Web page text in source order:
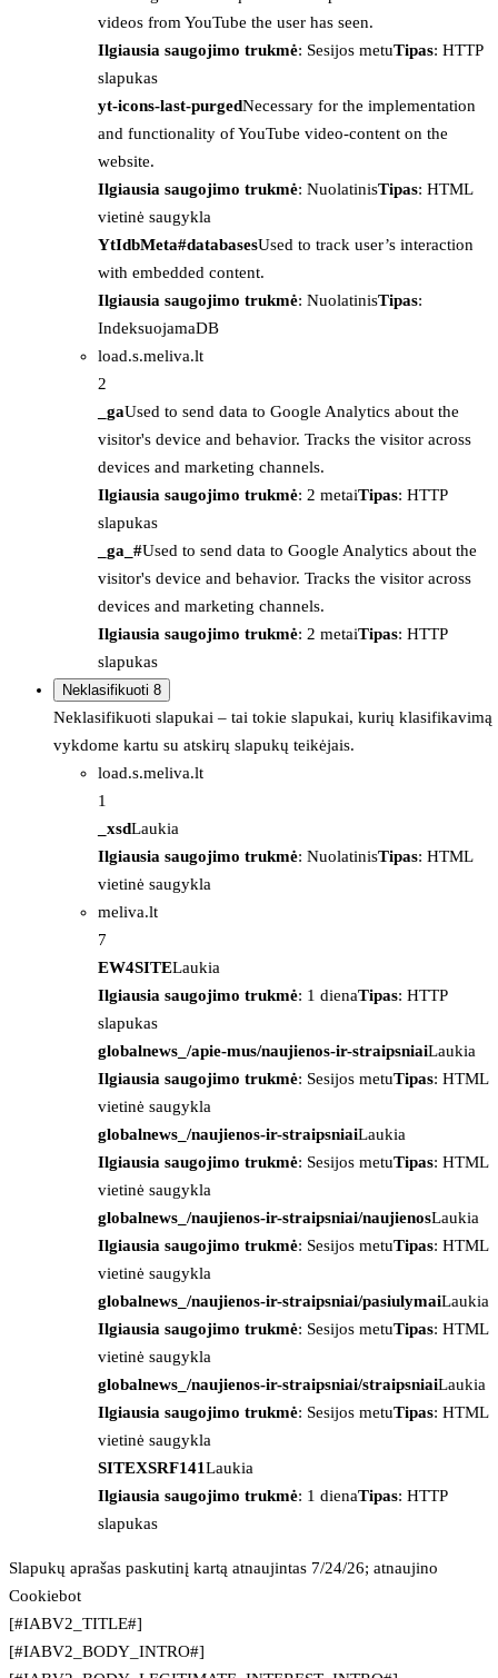
videos from YouTube the user has seen.
Ilgiausia saugojimo trukmė: Sesijos metuTipas: HTTP
slapukas
yt-icons-last-purgedNecessary for the implementation
and functionality of YouTube video-content on the
website.
Ilgiausia saugojimo trukmė: NuolatinisTipas: HTML
vietinė saugykla
YtIdbMeta#databasesUsed to track user’s interaction
with embedded content.
Ilgiausia saugojimo trukmė: NuolatinisTipas:
IndeksuojamaDB
load.s.meliva.lt
2
_gaUsed to send data to Google Analytics about the
visitor's device and behavior. Tracks the visitor across
devices and marketing channels.
Ilgiausia saugojimo trukmė: 2 metaiTipas: HTTP
slapukas
_ga_#Used to send data to Google Analytics about the
visitor's device and behavior. Tracks the visitor across
devices and marketing channels.
Ilgiausia saugojimo trukmė: 2 metaiTipas: HTTP
slapukas
Neklasifikuoti 8
Neklasifikuoti slapukai – tai tokie slapukai, kurių klasifikavimą
vykdome kartu su atskirų slapukų teikėjais.
load.s.meliva.lt
1
_xsdLaukia
Ilgiausia saugojimo trukmė: NuolatinisTipas: HTML
vietinė saugykla
meliva.lt
7
EW4SITELaukia
Ilgiausia saugojimo trukmė: 1 dienaTipas: HTTP
slapukas
globalnews_/apie-mus/naujienos-ir-straipsniaiLaukia
Ilgiausia saugojimo trukmė: Sesijos metuTipas: HTML
vietinė saugykla
globalnews_/naujienos-ir-straipsniaiLaukia
Ilgiausia saugojimo trukmė: Sesijos metuTipas: HTML
vietinė saugykla
globalnews_/naujienos-ir-straipsniai/naujienosLaukia
Ilgiausia saugojimo trukmė: Sesijos metuTipas: HTML
vietinė saugykla
globalnews_/naujienos-ir-straipsniai/pasiulymaiLaukia
Ilgiausia saugojimo trukmė: Sesijos metuTipas: HTML
vietinė saugykla
globalnews_/naujienos-ir-straipsniai/straipsniaiLaukia
Ilgiausia saugojimo trukmė: Sesijos metuTipas: HTML
vietinė saugykla
SITEXSRF141Laukia
Ilgiausia saugojimo trukmė: 1 dienaTipas: HTTP
slapukas
Slapukų aprašas paskutinį kartą atnaujintas 7/24/26; atnaujino
Cookiebot
[#IABV2_TITLE#]
[#IABV2_BODY_INTRO#]